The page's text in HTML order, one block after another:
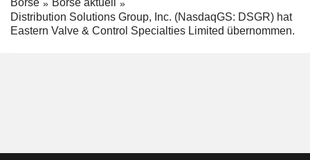
Börse
Börse aktuell
Distribution Solutions Group, Inc. (NasdaqGS: DSGR) hat
Eastern Valve & Control Specialties Limited übernommen.